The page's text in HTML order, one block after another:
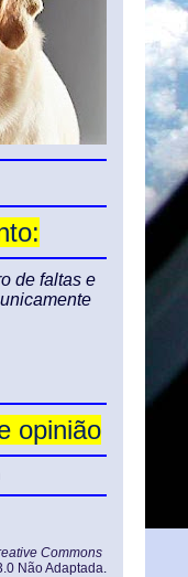
de faltas e
opinião
Commons
Não Adaptada.